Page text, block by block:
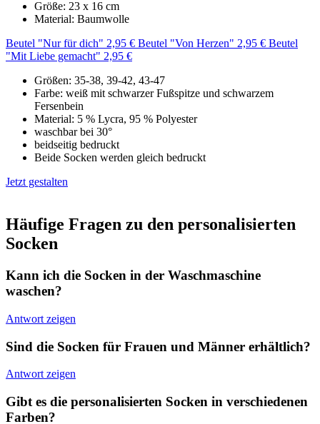
Größe: 23 x 16 cm
Material: Baumwolle
Beutel "Nur für dich" 2,95 € Beutel "Von Herzen" 2,95 € Beutel
"Mit Liebe gemacht" 2,95 €
Größen: 35-38, 39-42, 43-47
Farbe: weiß mit schwarzer Fußspitze und schwarzem
Fersenbein
Material: 5 % Lycra, 95 % Polyester
waschbar bei 30°
beidseitig bedruckt
Beide Socken werden gleich bedruckt
Jetzt gestalten
Häufige Fragen zu den personalisierten
Socken
Kann ich die Socken in der Waschmaschine
waschen?
Antwort zeigen
Sind die Socken für Frauen und Männer erhältlich?
Antwort zeigen
Gibt es die personalisierten Socken in verschiedenen
Farben?